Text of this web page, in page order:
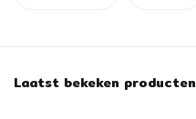
Laatst bekeken producten